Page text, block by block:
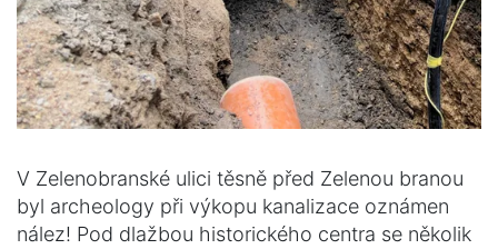
V Zelenobranské ulici těsně před Zelenou branou
byl archeology při výkopu kanalizace oznámen
nález! Pod dlažbou historického centra se několik